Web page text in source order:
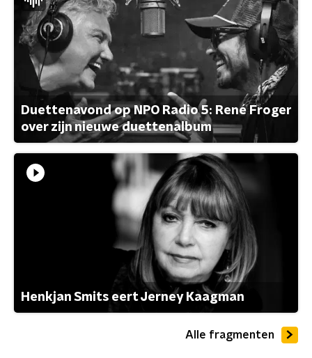
Duettenavond op NPO Radio 5: René Froger
over zijn nieuwe duettenalbum
Henkjan Smits eert Jerney Kaagman
Alle fragmenten